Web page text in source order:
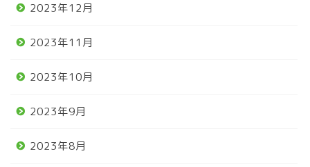
2023年12月
2023年11月
2023年10月
2023年9月
2023年8月